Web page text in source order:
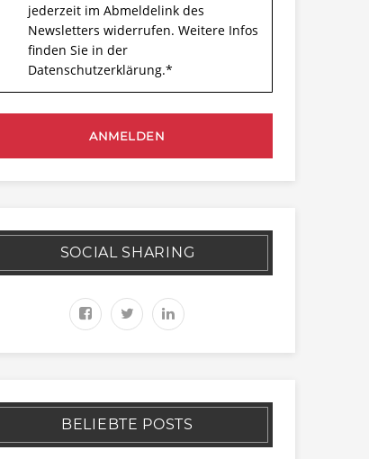
jederzeit im Abmeldelink des
Newsletters widerrufen. Weitere Infos
finden Sie in der
Datenschutzerklärung.*
SOCIAL SHARING
BELIEBTE POSTS